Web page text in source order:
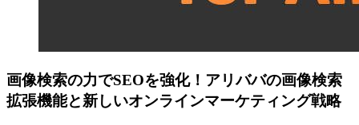
画像検索の力でSEOを強化！アリババの画像検索
拡張機能と新しいオンラインマーケティング戦略